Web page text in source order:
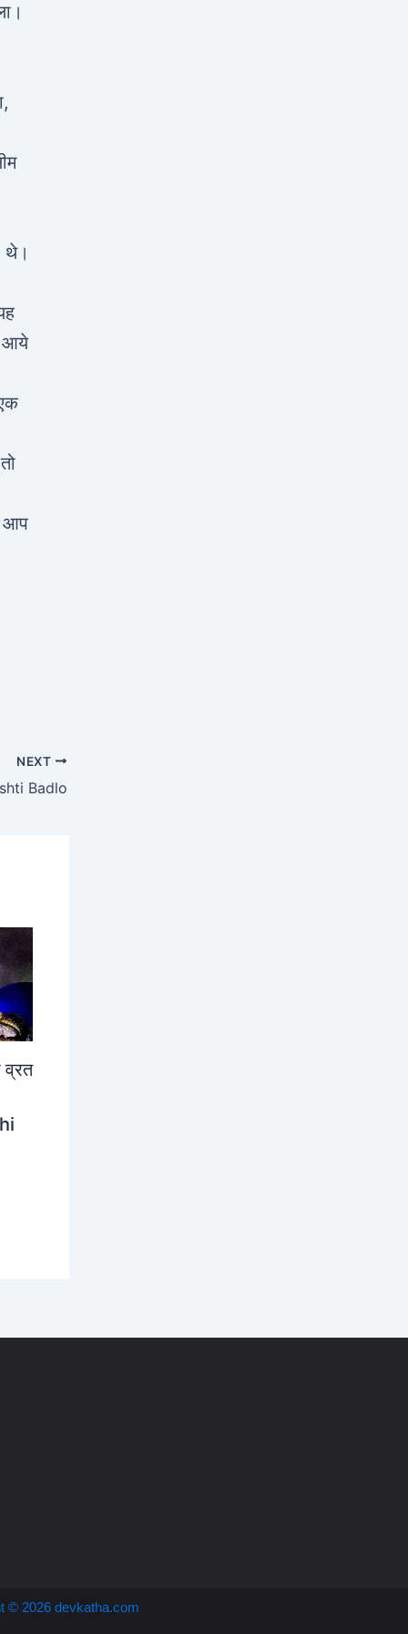
थे।
आये
आप
NEXT
Badlo
व्रत
© 2026 devkatha.com